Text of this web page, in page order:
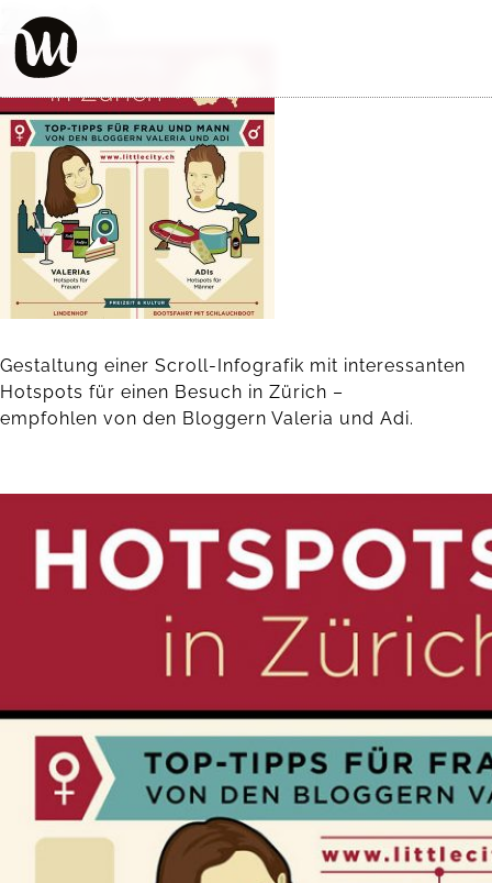
Zürich
Gestaltung einer Scroll-Infografik mit interessanten
Hotspots für einen Besuch in Zürich –
empfohlen von den Bloggern Valeria und Adi.